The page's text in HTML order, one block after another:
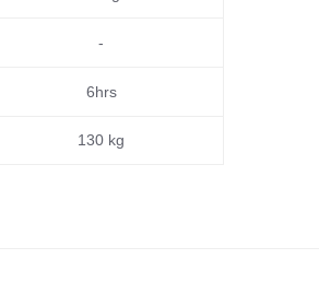
-
6hrs
130 kg